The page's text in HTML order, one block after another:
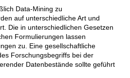
Data-Mining zu
auf unterschiedliche Art und
Die in unterschiedlichen Gesetzen
Formulierungen lassen
zu. Eine gesellschaftliche
Forschungsbegriffs bei der
Datenbestände sollte geführt